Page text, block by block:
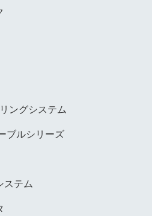
ングシステム
ブルシリーズ
ステム